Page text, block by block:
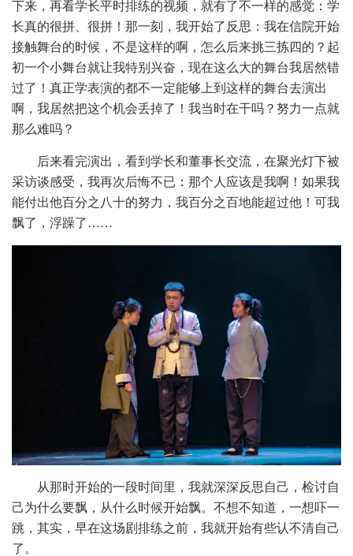
下来，再看学长平时排练的视频，就有了不一样的感觉：学
长真的很拼、很拼！那一刻，我开始了反思：我在信院开始
接触舞台的时候，不是这样的啊，怎么后来挑三拣四的？起
初一个小舞台就让我特别兴奋，现在这么大的舞台我居然错
过了！真正学表演的都不一定能够上到这样的舞台去演出
啊，我居然把这个机会丢掉了！我当时在干吗？努力一点就
那么难吗？
后来看完演出，看到学长和董事长交流，在聚光灯下被
采访谈感受，我再次后悔不已：那个人应该是我啊！如果我
能付出他百分之八十的努力，我百分之百地能超过他！可我
飘了，浮躁了……
从那时开始的一段时间里，我就深深反思自己，检讨自
己为什么要飘，从什么时候开始飘。不想不知道，一想吓一
跳，其实，早在这场剧排练之前，我就开始有些认不清自己
了。